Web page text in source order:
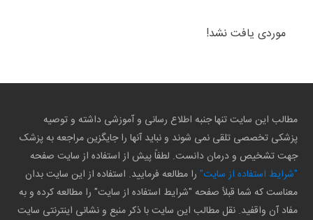
موردی یافت نشد!
مطالب این سایت تنها جنبه اطلاع رسانی و آموزشی داشته و توصیه
پزشکی تخصصی تلقی نمی شوند و نباید آنها را جایگزین مراجعه به پزشک
جهت تشخیص و درمان دانست. لطفاً پیش از استفاده از سایت صفحه
"شرایط استفاده از سایت" را مطالعه فرمایید. استفاده از این سایت بدان
معناست که شما قبلاً صفحه "شرایط استفاده از سایت" را مطالعه کرده و به
مفاد آن واقفید. نقل مطالب این سایت با ذکر منبع و نشانی اینترنتی سایت